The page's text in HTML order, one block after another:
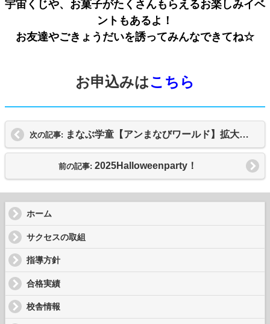
宇宙くじや、お菓子がたくさんもらえるお楽しみイベ
ントもあるよ！
お友達やごきょうだいを誘ってみんなできてね☆
お申込みはこちら
次の記事: まなぶ学童【アンまなびワールド】拡大に伴い新入生を募集します！
前の記事: 2025Halloweenparty！
ホーム
サクセスの取組
指導方針
合格実績
校舎情報